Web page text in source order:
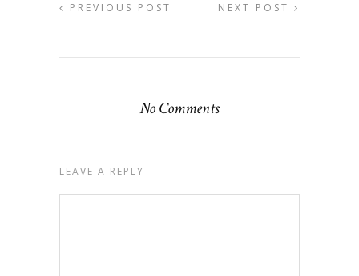
PREVIOUS POST NEXT POST
No Comments
LEAVE A REPLY